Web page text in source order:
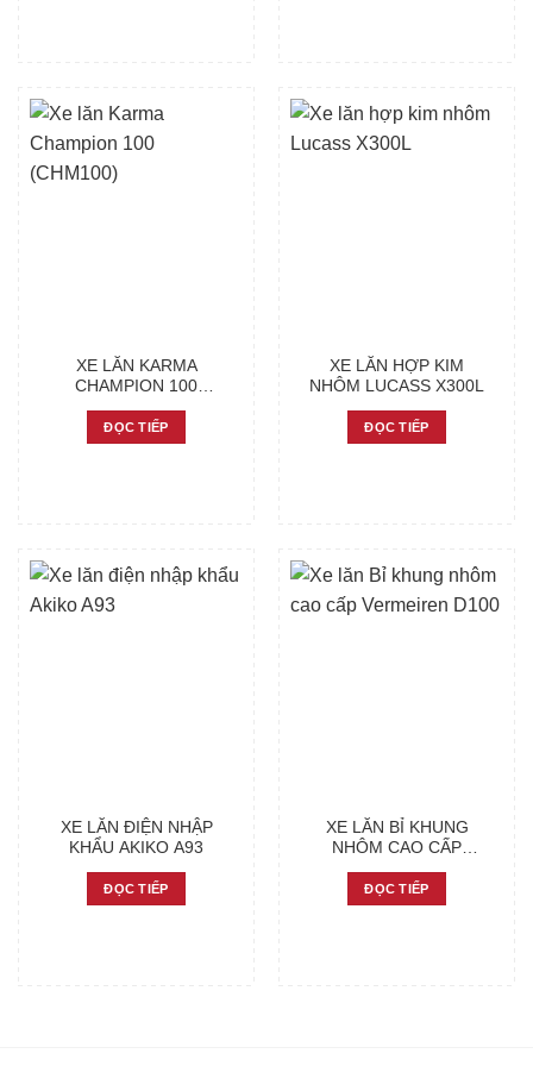
XE LĂN KARMA
CHAMPION 100
ĐỌC TIẾP
XE LĂN HỢP KIM
NHÔM LUCASS X300L
ĐỌC TIẾP
XE LĂN ĐIỆN NHẬP
KHẨU AKIKO A93
ĐỌC TIẾP
XE LĂN BỈ KHUNG
NHÔM CAO CẤP
ĐỌC TIẾP